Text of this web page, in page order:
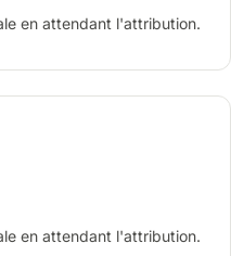
en attendant l'attribution.
en attendant l'attribution.